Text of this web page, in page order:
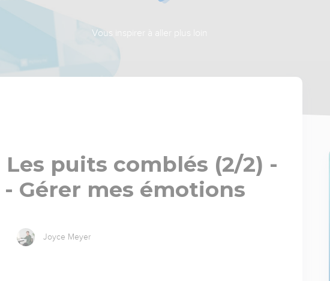
Vous inspirer à aller plus loin
puits comblés (2/2) -
Gérer mes émotions
Joyce Meyer